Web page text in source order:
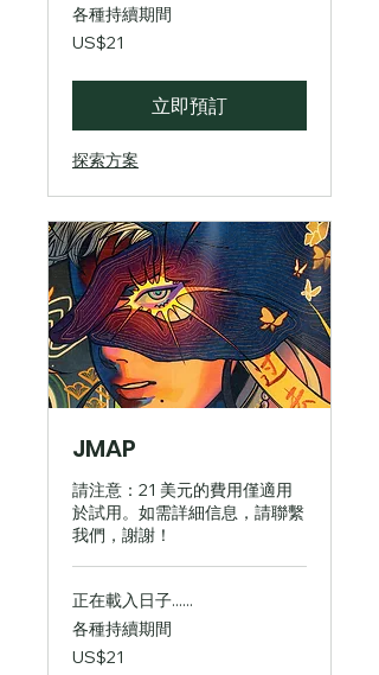
各種持續期間
21
美
US$21
立即預訂
探索方案
JMAP
請注意：21 美元的費用僅適用
於試用。如需詳細信息，請聯繫
我們，謝謝！
正在載入日子......
各種持續期間
21
美
US$21